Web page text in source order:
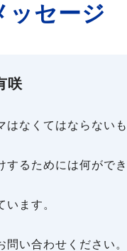
ッセージ
咲
なくてはならない
るためには何ができ
ます。
問い合わせください